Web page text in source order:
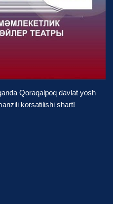
Qoraqalpoq davlat yosh
korsatilishi shart!